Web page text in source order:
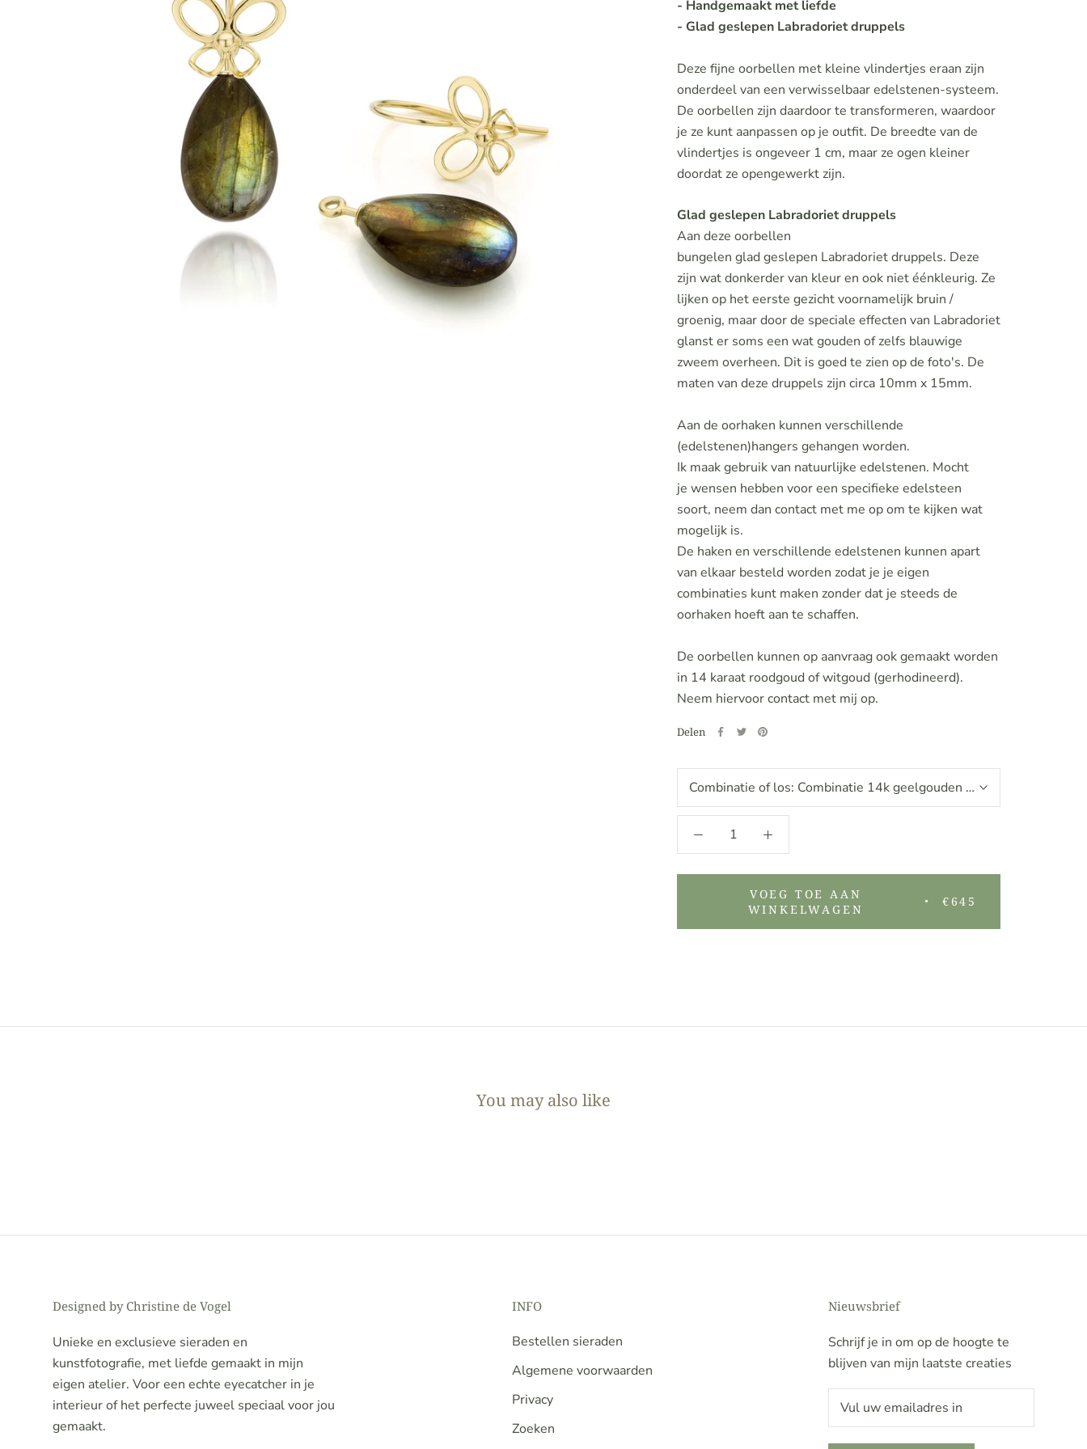
- Handgemaakt met liefde
- Glad geslepen Labradoriet druppels
Deze fijne oorbellen met kleine vlindertjes eraan zijn
onderdeel van een verwisselbaar edelstenen-systeem.
De oorbellen zijn daardoor te transformeren, waardoor
je ze kunt aanpassen op je outfit. De breedte van de
vlindertjes is ongeveer 1 cm, maar ze ogen kleiner
doordat ze opengewerkt zijn.
Glad geslepen Labradoriet druppels
Aan deze oorbellen
bungelen glad geslepen Labradoriet druppels. Deze
zijn wat donkerder van kleur en ook niet éénkleurig. Ze
lijken op het eerste gezicht voornamelijk bruin /
groenig, maar door de speciale effecten van Labradoriet
glanst er soms een wat gouden of zelfs blauwige
zweem overheen. Dit is goed te zien op de foto's. De
maten van deze druppels zijn circa 10mm x 15mm.
Aan de oorhaken kunnen verschillende
(edelstenen)hangers gehangen worden.
Ik maak gebruik van natuurlijke edelstenen. Mocht
je wensen hebben voor een specifieke edelsteen
soort, neem dan contact met me op om te kijken wat
mogelijk is.
De haken en verschillende edelstenen kunnen apart
van elkaar besteld worden zodat je je eigen
combinaties kunt maken zonder dat je steeds de
oorhaken hoeft aan te schaffen.
De oorbellen kunnen op aanvraag ook gemaakt worden
in 14 karaat roodgoud of witgoud (gerhodineerd).
Neem hiervoor contact met mij op.
Delen
Combinatie of los: Combinatie 14k geelgouden oorhaken met
VOEG TOE AAN
WINKELWAGEN
€645
You may also like
Designed by Christine de Vogel
Unieke en exclusieve sieraden en
kunstfotografie, met liefde gemaakt in mijn
eigen atelier. Voor een echte eyecatcher in je
interieur of het perfecte juweel speciaal voor jou
gemaakt.
INFO
Bestellen sieraden
Algemene voorwaarden
Privacy
Zoeken
Nieuwsbrief
Schrijf je in om op de hoogte te
blijven van mijn laatste creaties